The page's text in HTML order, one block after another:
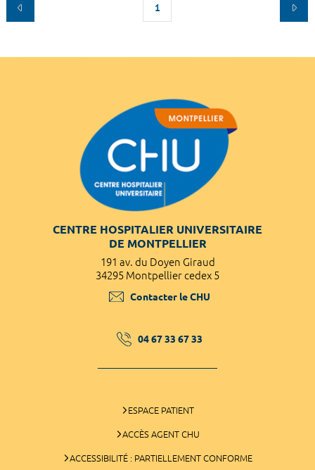
1
CENTRE HOSPITALIER UNIVERSITAIRE
DE MONTPELLIER
191 av. du Doyen Giraud
34295 Montpellier cedex 5
Contacter le CHU
04 67 33 67 33
ESPACE PATIENT
ACCÈS AGENT CHU
ACCESSIBILITÉ : PARTIELLEMENT CONFORME